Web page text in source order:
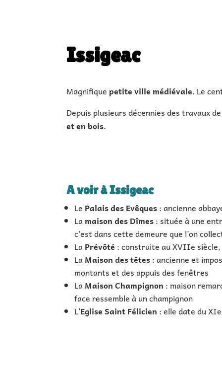
Issigeac
Magnifiquepetite ville médiévale. Le
Depuis plusieurs décennies des travaux
et en bois.
A voir à Issigeac
Le Palais des Evêques: ancienne
La maison des Dîmes: située à une
c’est dans cette demeure que l’on
La Prévôté : construite au XVIIe siècle,
La Maison des têtes: ancienne et
montants et des appuis des fenêtres
La Maison Champignon : maison
face ressemble à un champignon
L’Eglise Saint Félicien : elle date du